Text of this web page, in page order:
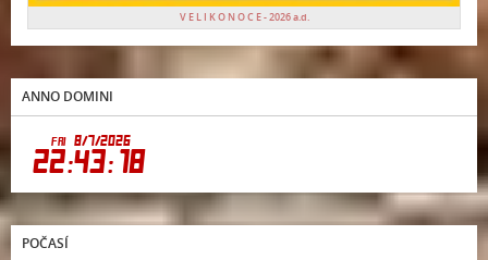
V E L I K O N O C E - 2026 a.d.
ANNO DOMINI
POČASÍ